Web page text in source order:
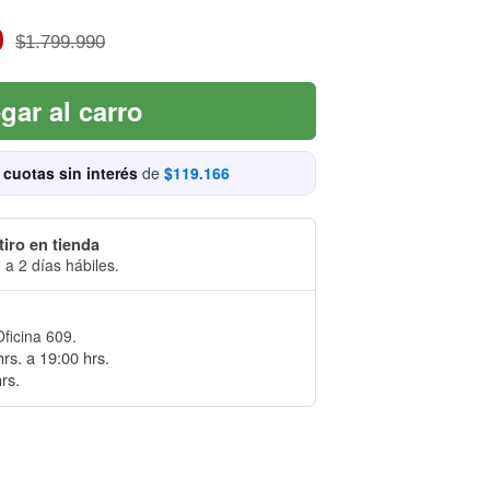
$1.799.990
al carro
cuotas sin interés de$119.166
en tienda
2 días hábiles.
609.
a 19:00 hrs.